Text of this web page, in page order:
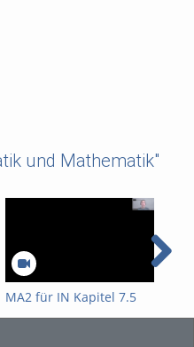
und Mathematik"
MA2 für IN Kapitel 7.5
Mehrdimensionale